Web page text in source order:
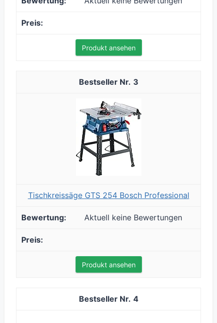
Produkt ansehen
3
Tischkreissäge GTS 254 Bosch Professional
Aktuell keine Bewertungen
Produkt ansehen
4